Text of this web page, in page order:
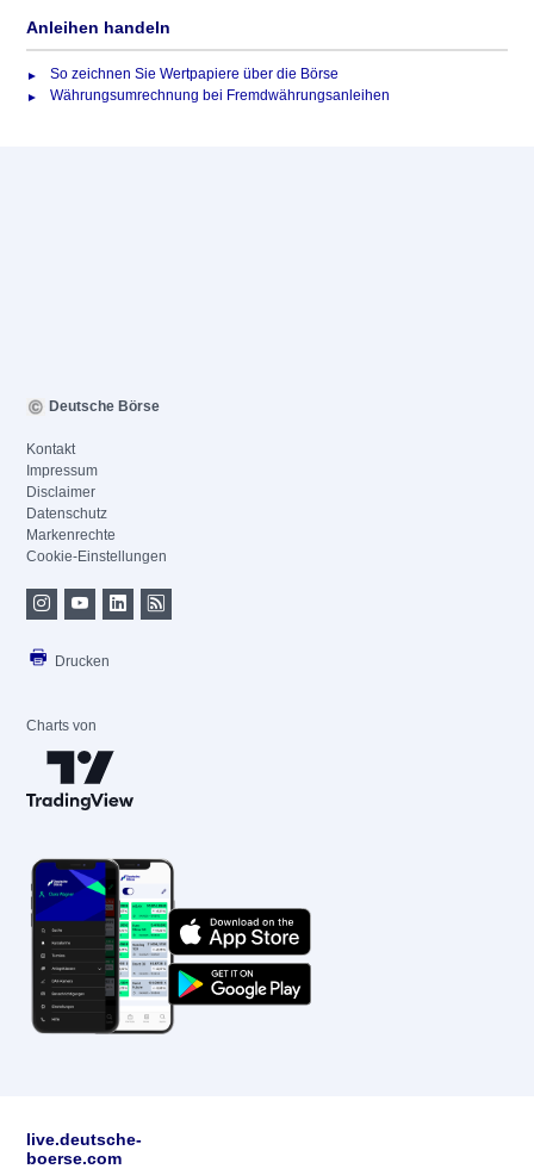
Anleihen handeln
So zeichnen Sie Wertpapiere über die Börse
Währungsumrechnung bei Fremdwährungsanleihen
Deutsche Börse
Kontakt
Impressum
Disclaimer
Datenschutz
Markenrechte
Cookie-Einstellungen
Drucken
Charts von
live.deutsche-
boerse.com